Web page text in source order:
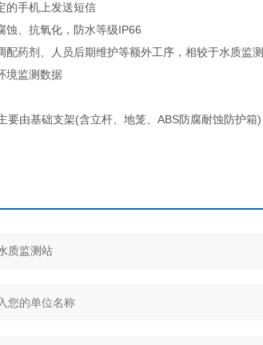
手机上发送短信
、抗氧化，防水等级IP66
剂、人员后期维护等额外工序，相较于水质监
监测数据
基础支架(含立杆、地笼、ABS防腐耐蚀防护箱)